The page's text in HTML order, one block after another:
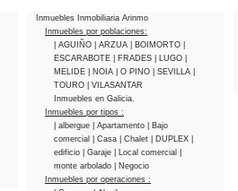
Inmuebles Inmobiliaria Arinmo
Inmuebles por poblaciones:
| AGUIÑO
| ARZUA | BOIMORTO
ESCARABOTE
| FRADES | LUGO
MELIDE
| NOIA | O PINO | SEVILLA
TOURO
| VILASANTAR
Inmuebles en Galicia.
Inmuebles por tipos :
| albergue
| Apartamento
| Bajo
comercial
| Casa | Chalet | DUPLEX
edificio
| Garaje | Local comercial
monte arbolado
| Negocio
Inmuebles por operaciones :